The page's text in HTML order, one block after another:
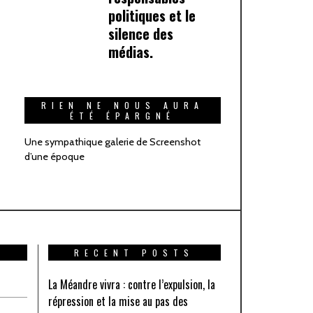
politiques et le
silence des
médias.
RIEN NE NOUS AURA
ÉTÉ ÉPARGNÉ
Une sympathique galerie de Screenshot
d’une époque
RECENT POSTS
La Méandre vivra : contre l’expulsion, la
répression et la mise au pas des